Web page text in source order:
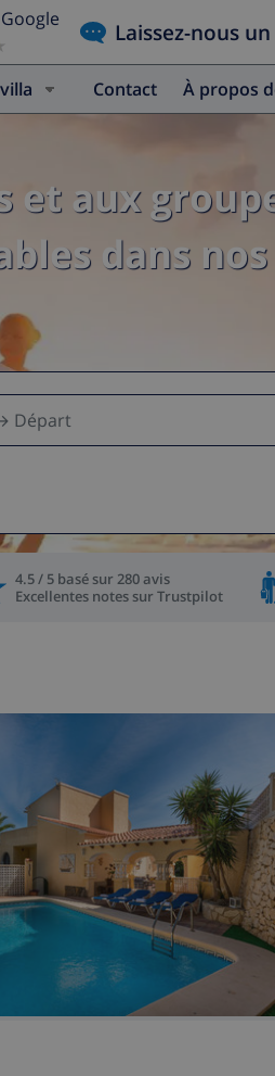
Laissez-nous
Contact À propos
aux
dans
Départ
4.5 / 5 basé sur 280avis
Excellentes notes sur Trustpilot